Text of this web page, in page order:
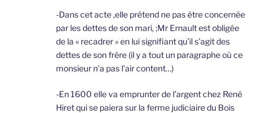
-Dans cet acte ,elle prétend ne pas être concernée
par les dettes de son mari, ;Mr Ernault est obligée
de la « recadrer » en lui signifiant qu’il s’agit des
dettes de son frère (il y a tout un paragraphe où ce
monsieur n’a pas l’air content…)
-En 1600 elle va emprunter de l’argent chez René
Hiret qui se paiera sur la ferme judiciaire du Bois